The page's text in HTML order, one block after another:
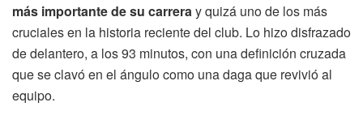
más importante de su carrera y quizá uno de los más
cruciales en la historia reciente del club. Lo hizo disfrazado
de delantero, a los 93 minutos, con una definición cruzada
que se clavó en el ángulo como una daga que revivió al
equipo.